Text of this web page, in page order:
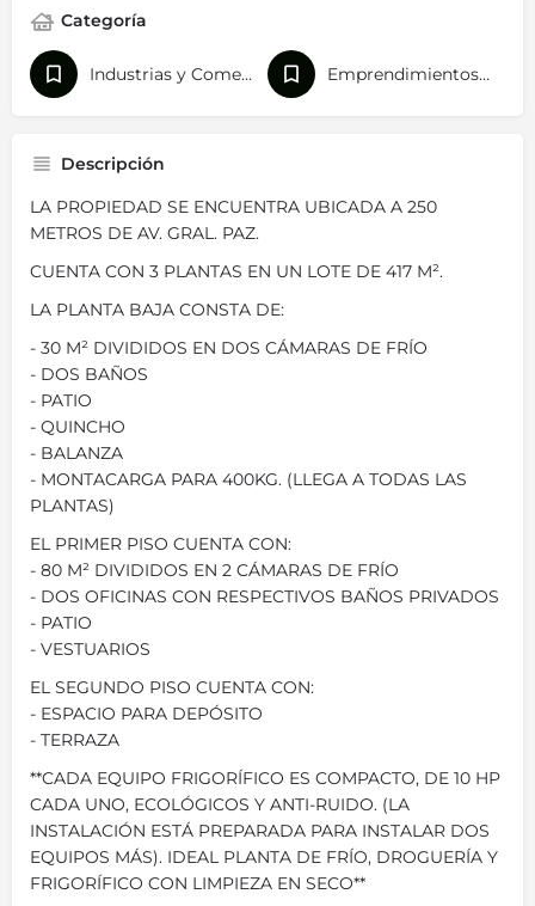
Categoría
Industrias y Comercios Emprendimientos y Urbanizaciones
Descripción
LA PROPIEDAD SE ENCUENTRA UBICADA A 250
METROS DE AV. GRAL. PAZ.
CUENTA CON 3 PLANTAS EN UN LOTE DE 417 M².
LA PLANTA BAJA CONSTA DE:
- 30 M² DIVIDIDOS EN DOS CÁMARAS DE FRÍO
- DOS BAÑOS
- PATIO
- QUINCHO
- BALANZA
- MONTACARGA PARA 400KG. (LLEGA A TODAS LAS
PLANTAS)
EL PRIMER PISO CUENTA CON:
- 80 M² DIVIDIDOS EN 2 CÁMARAS DE FRÍO
- DOS OFICINAS CON RESPECTIVOS BAÑOS PRIVADOS
- PATIO
- VESTUARIOS
EL SEGUNDO PISO CUENTA CON:
- ESPACIO PARA DEPÓSITO
- TERRAZA
**CADA EQUIPO FRIGORÍFICO ES COMPACTO, DE 10 HP
CADA UNO, ECOLÓGICOS Y ANTI-RUIDO. (LA
INSTALACIÓN ESTÁ PREPARADA PARA INSTALAR DOS
EQUIPOS MÁS). IDEAL PLANTA DE FRÍO, DROGUERÍA Y
FRIGORÍFICO CON LIMPIEZA EN SECO**